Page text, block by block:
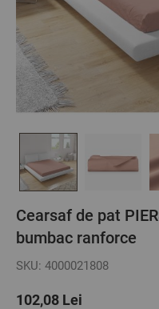
Cearsaf de pat
bumbac ranforce
SKU: 4000021808
102,08 Lei